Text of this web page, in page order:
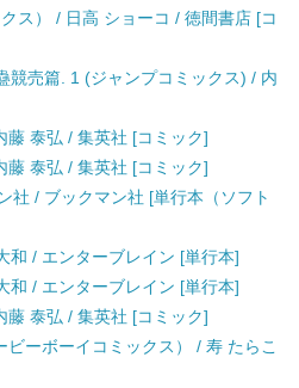
ス） / 日高 ショーコ / 徳間書店 [コ
競売篇. 1 (ジャンプコミックス) / 内
藤 泰弘 / 集英社 [コミック]
藤 泰弘 / 集英社 [コミック]
社 / ブックマン社 [単行本（ソフト
和 / エンターブレイン [単行本]
和 / エンターブレイン [単行本]
藤 泰弘 / 集英社 [コミック]
ーボーイコミックス） / 寿 たらこ